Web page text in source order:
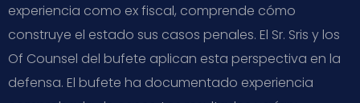
experiencia como ex fiscal, comprende cómo
construye el estado sus casos penales. El Sr. Sris y los
Of Counsel del bufete aplican esta perspectiva en la
defensa. El bufete ha documentado experiencia